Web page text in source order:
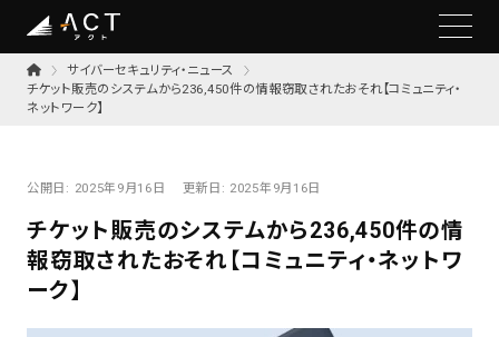
サイバーセキュリティ・ニュース
チケット販売のシステムから236,450件の情報窃取されたおそれ【コミュニティ・
ネットワーク】
公開日: 2025年9月16日 更新日: 2025年9月16日
チケット販売のシステムから236,450件の情
報窃取されたおそれ【コミュニティ・ネットワ
ーク】